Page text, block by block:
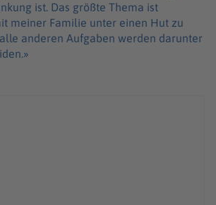
ist. Das größte Thema ist
meiner Familie unter einen Hut zu
anderen Aufgaben werden darunter